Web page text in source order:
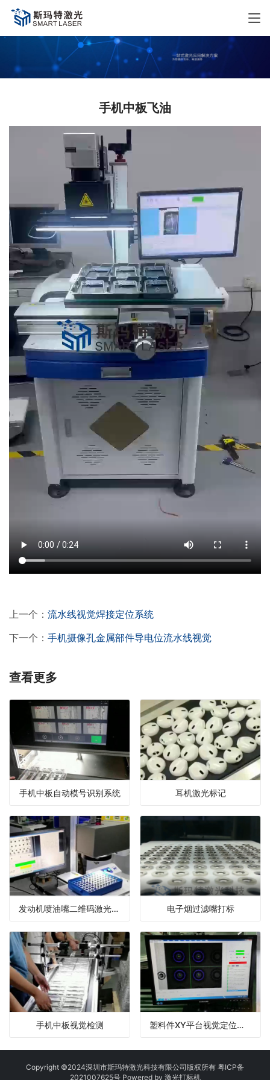
手机中板飞油
上一个： 流水线视觉焊接定位系统
下一个： 手机摄像孔金属部件导电位流水线视觉
查看更多
手机中板自动模号识别系统 耳机激光标记
发动机喷油嘴二维码激光标记 电子烟过滤嘴打标
手机中板视觉检测 塑料件XY平台视觉定位打标
Copyright ©2024深圳市斯玛特激光科技有限公司版权所有 粤ICP备
2021007625号Powered by 激光打标机